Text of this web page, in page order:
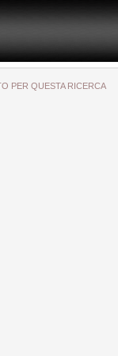
PER QUESTA RICERCA